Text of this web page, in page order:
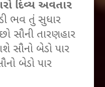
દિવ્ય અવતાર
ભવ તું સુધાર
સૌની તારણહાર
સૌનો બેડો પાર
બેડો પાર